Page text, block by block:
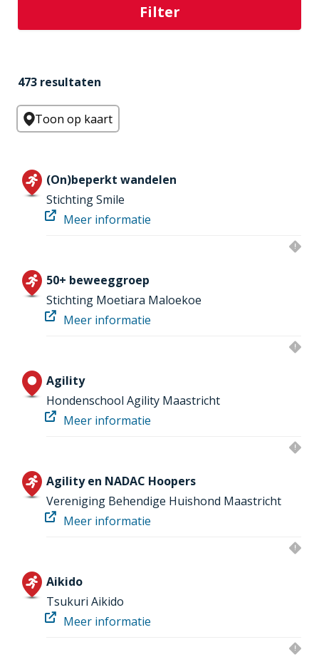
473 resultaten
Toon op kaart
(On)beperkt wandelen
Stichting Smile
Meer informatie
50+ beweeggroep
Stichting Moetiara Maloekoe
Meer informatie
Agility
Hondenschool Agility Maastricht
Meer informatie
Agility en NADAC Hoopers
Vereniging Behendige Huishond Maastricht
Meer informatie
Aikido
Tsukuri Aikido
Meer informatie